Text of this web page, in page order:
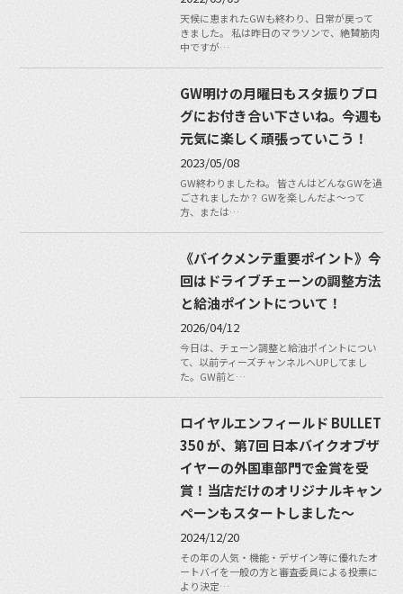
天候に恵まれたGWも終わり、日常が戻って
きました。 私は昨日のマラソンで、絶賛筋肉
中ですが…
GW明けの月曜日もスタ振りブロ
グにお付き合い下さいね。今週も
元気に楽しく頑張っていこう！
2023/05/08
GW終わりましたね。 皆さんはどんなGWを過
ごされましたか？ GWを楽しんだよ〜って
方、または…
《バイクメンテ重要ポイント》今
回はドライブチェーンの調整方法
と給油ポイントについて！
2026/04/12
今日は、チェーン調整と給油ポイントについ
て、以前ティーズチャンネルへUPしてまし
た。GW前と…
ロイヤルエンフィールド BULLET
350 が、第7回 日本バイクオブザ
イヤーの外国車部門で金賞を受
賞！当店だけのオリジナルキャン
ペーンもスタートしました〜
2024/12/20
その年の人気・機能・デザイン等に優れたオ
ートバイを一般の方と審査委員による投票に
より決定…